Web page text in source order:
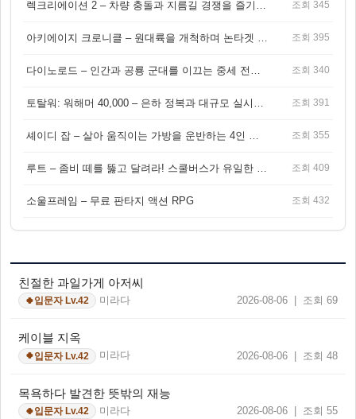
조회 345
조회 395
조회 340
조회 391
조회 355
조회 409
소울프레임 – 무료 판타지 액션 RPG 조회 432
친절한 과일가게 아저씨
🍀입문자 Lv.42 미라다 2026-08-06 | 조회 69
케이블 지옥
🍀입문자 Lv.42 미라다 2026-08-06 | 조회 48
목욕하다 발견한 뜻밖의 재능
🍀입문자 Lv.42 미라다 2026-08-06 | 조회 55